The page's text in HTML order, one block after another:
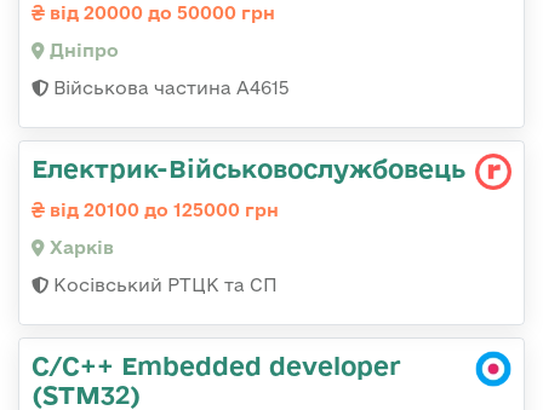
від 20000 до 50000 грн
Дніпро
Військова частина А4615
Електрик-Військовослужбовець
від 20100 до 125000 грн
Харків
Косівський РТЦК та СП
C/C++ Embedded developer
(STM32)